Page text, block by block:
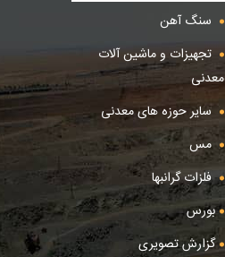
سنگ آهن
تجهیزات و ماشین آلات
معدنی
سایر حوزه های معدنی
مس
فلزات گرانبها
بورس
گزارش تصویری